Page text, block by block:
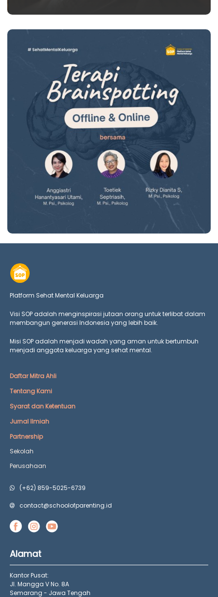
Platform Sehat Mental Keluarga
Visi SOP adalah menginspirasi jutaan orang untuk terlibat dalam
membangun generasi Indonesia yang lebih baik.
Misi SOP adalah menjadi wadah yang aman untuk bertumbuh
menjadi anggota keluarga yang sehat mental.
Daftar Mitra Ahli
Tentang Kami
Syarat dan Ketentuan
Jurnal Ilmiah
Partnership
Sekolah
Perusahaan
(+62) 859-5025-6739
contact@schoolofparenting.id
Alamat
Kantor Pusat:
Jl. Mangga V No. 8A
Semarang - Jawa Tengah